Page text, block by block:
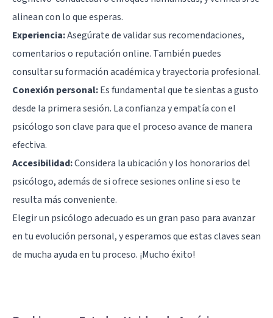
alinean con lo que esperas.
Experiencia:Asegúrate de validar sus recomendaciones,
comentarios o reputación online. También puedes
consultar su formación académica y trayectoria profesional.
Conexión personal:Es fundamental que te sientas a gusto
desde la primera sesión. La confianza y empatía con el
psicólogo son clave para que el proceso avance de manera
efectiva.
Accesibilidad:Considera la ubicación y los honorarios del
psicólogo, además de si ofrece sesiones online si eso te
resulta más conveniente.
Elegir un psicólogo adecuado es un gran paso para avanzar
en tu evolución personal, y esperamos que estas claves sean
de mucha ayuda en tu proceso. ¡Mucho éxito!